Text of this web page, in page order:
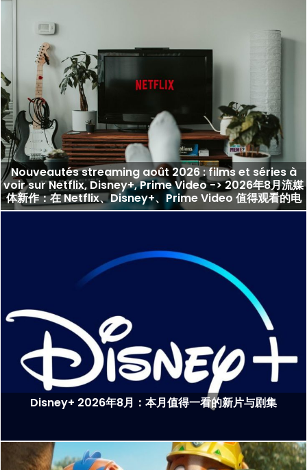
Nouveautés streaming août 2026 : films et séries à
voir sur Netflix, Disney+, Prime Video -> 2026年8月流媒
体新作：在 Netflix、Disney+、Prime Video 值得观看的电
影与剧集
Disney+ 2026年8月：本月值得一看的新片与剧集